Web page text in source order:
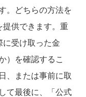
。どちらの方法を
供できます。重
受け取った金
）を確認するこ
、または事前に取
て最後に、「公式